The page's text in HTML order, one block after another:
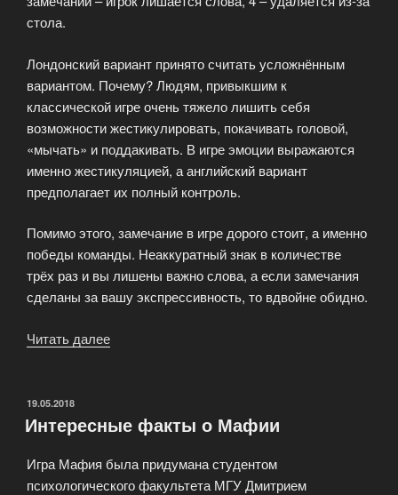
стола.
Лондонский вариант принято считать усложнённым
вариантом. Почему? Людям, привыкшим к
классической игре очень тяжело лишить себя
возможности жестикулировать, покачивать головой,
«мычать» и поддакивать. В игре эмоции выражаются
именно жестикуляцией, а английский вариант
предполагает их полный контроль.
Помимо этого, замечание в игре дорого стоит, а именно
победы команды. Неаккуратный знак в количестве
трёх раз и вы лишены важно слова, а если замечания
сделаны за вашу экспрессивность, то вдвойне обидно.
Читать далее
ОПУБЛИКОВАНО
19.05.2018
Интересные факты о Мафии
Игра Мафия была придумана студентом
психологического факультета МГУ Дмитрием